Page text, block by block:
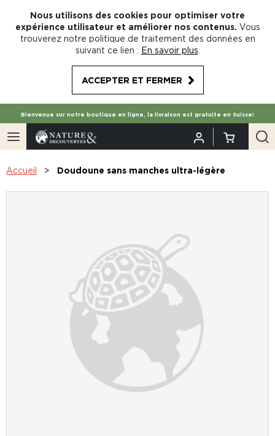
Nous utilisons des cookies pour optimiser votre
expérience utilisateur et améliorer nos contenus. Vous
trouverez notre politique de traitement des données en
suivant ce lien : En savoir plus
ACCEPTER ET FERMER
Bienvenue sur notre boutique en ligne, la livraison est gratuite en Suisse!
Accueil Doudoune sans manches ultra-légère